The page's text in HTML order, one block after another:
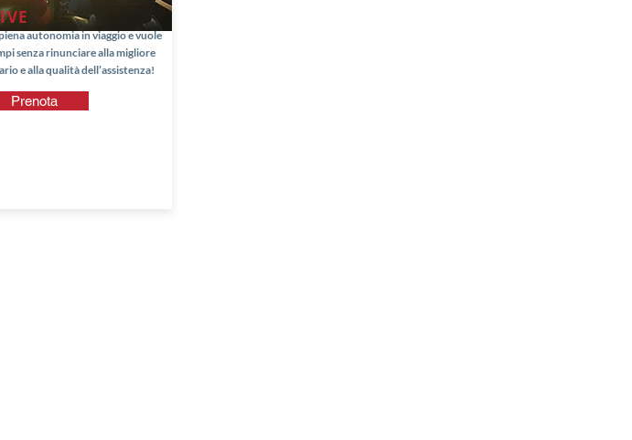
autonomia in viaggio e vuole
senza rinunciare alla migliore
e alla qualità dell’assistenza!
Prenota